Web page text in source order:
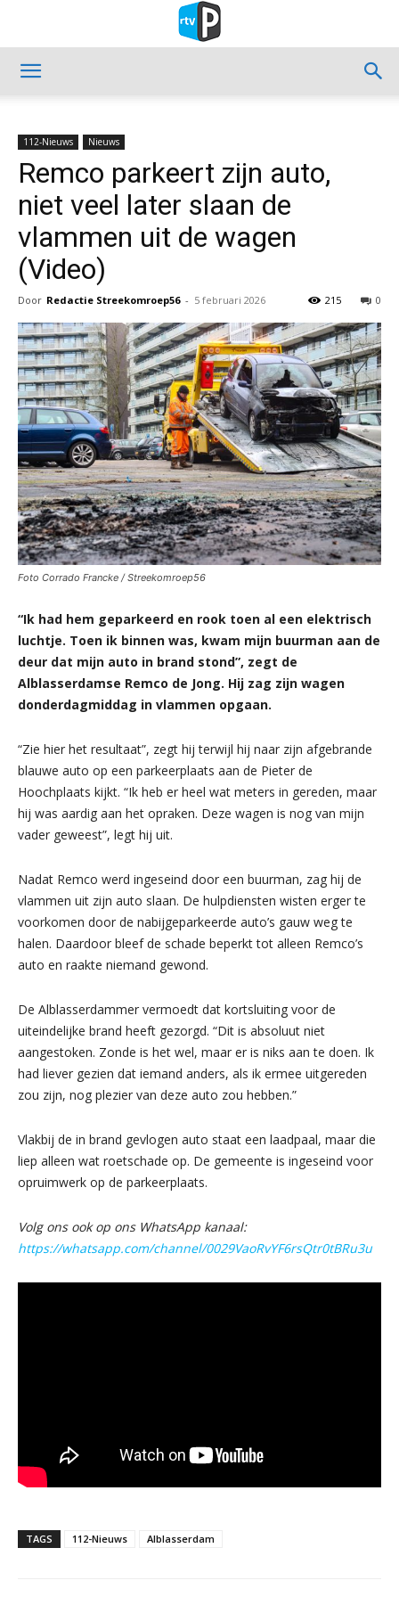
112-Nieuws Nieuws
Remco parkeert zijn auto,
niet veel later slaan de
vlammen uit de wagen
(Video)
Door Redactie Streekomroep56 - 5 februari 2026 0
215
Foto Corrado Francke / Streekomroep56
“Ik had hem geparkeerd en rook toen al een elektrisch
luchtje. Toen ik binnen was, kwam mijn buurman aan de
deur dat mijn auto in brand stond”, zegt de
Alblasserdamse Remco de Jong. Hij zag zijn wagen
donderdagmiddag in vlammen opgaan.
“Zie hier het resultaat”, zegt hij terwijl hij naar zijn afgebrande
blauwe auto op een parkeerplaats aan de Pieter de
Hoochplaats kijkt. “Ik heb er heel wat meters in gereden, maar
hij was aardig aan het opraken. Deze wagen is nog van mijn
vader geweest”, legt hij uit.
Nadat Remco werd ingeseind door een buurman, zag hij de
vlammen uit zijn auto slaan. De hulpdiensten wisten erger te
voorkomen door de nabijgeparkeerde auto’s gauw weg te
halen. Daardoor bleef de schade beperkt tot alleen Remco’s
auto en raakte niemand gewond.
De Alblasserdammer vermoedt dat kortsluiting voor de
uiteindelijke brand heeft gezorgd. “Dit is absoluut niet
aangestoken. Zonde is het wel, maar er is niks aan te doen. Ik
had liever gezien dat iemand anders, als ik ermee uitgereden
zou zijn, nog plezier van deze auto zou hebben.”
Vlakbij de in brand gevlogen auto staat een laadpaal, maar die
liep alleen wat roetschade op. De gemeente is ingeseind voor
opruimwerk op de parkeerplaats.
Volg ons ook op ons WhatsApp kanaal:
https://whatsapp.com/channel/0029VaoRvYF6rsQtr0tBRu3u
TAGS 112-Nieuws Alblasserdam